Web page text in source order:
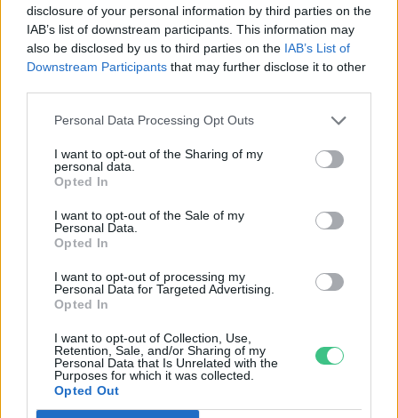
disclosure of your personal information by third parties on the
IAB’s list of downstream participants. This information may
also be disclosed by us to third parties on the IAB’s List of
Downstream Participants that may further disclose it to other
Personal Data Processing Opt Outs
I want to opt-out of the Sharing of my
personal data.
Opted In
I want to opt-out of the Sale of my
Personal Data.
Opted In
I want to opt-out of processing my
Personal Data for Targeted Advertising.
Opted In
I want to opt-out of Collection, Use,
Retention, Sale, and/or Sharing of my
Personal Data that Is Unrelated with the
Purposes for which it was collected.
Opted Out
pedig ma is számos betegség ellen használják.
Születésnapi programokkal várja a
hétvégén a közönséget a 160 éves
Fővárosi Állatkert